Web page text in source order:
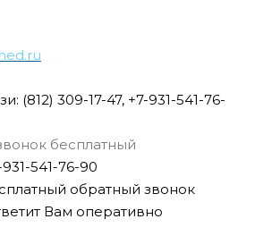
(812) 309-17-47, +7-931-541-76-
бесплатный
541-76-90
обратный звонок
Вам оперативно